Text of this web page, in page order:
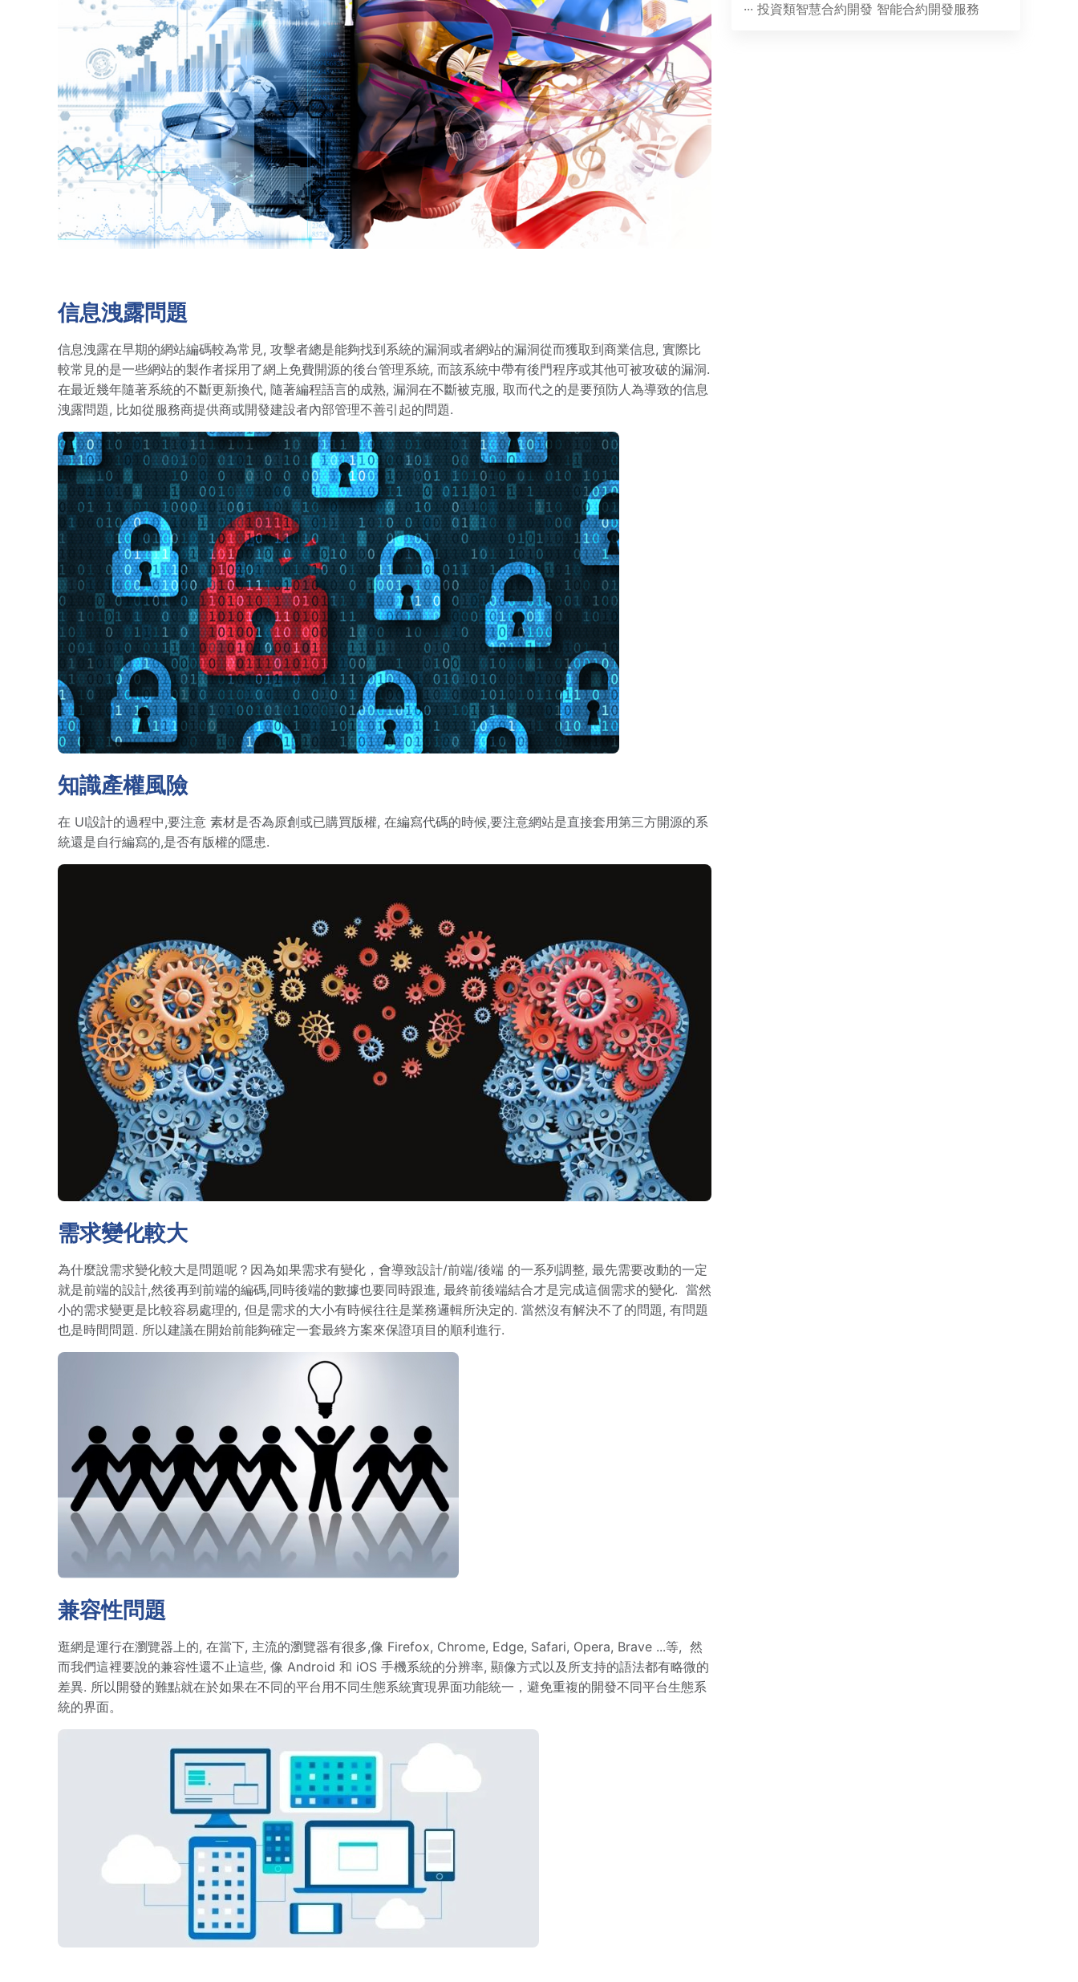
信息洩露問題
信息洩露在早期的網站編碼較為常見, 攻擊者總是能夠找到系統的漏洞或者網站的漏洞從而獲取到商業信息, 實際比
較常見的是一些網站的製作者採用了網上免費開源的後台管理系統, 而該系統中帶有後門程序或其他可被攻破的漏洞.
在最近幾年隨著系統的不斷更新換代, 隨著編程語言的成熟, 漏洞在不斷被克服, 取而代之的是要預防人為導致的信息
洩露問題, 比如從服務商提供商或開發建設者內部管理不善引起的問題.
知識產權風險
在 UI設計的過程中,要注意 素材是否為原創或已購買版權, 在編寫代碼的時候,要注意網站是直接套用第三方開源的系
統還是自行編寫的,是否有版權的隱患.
需求變化較大
為什麼說需求變化較大是問題呢？因為如果需求有變化，會導致設計/前端/後端 的一系列調整, 最先需要改動的一定
就是前端的設計,然後再到前端的編碼,同時後端的數據也要同時跟進, 最終前後端結合才是完成這個需求的變化. 當然
小的需求變更是比較容易處理的, 但是需求的大小有時候往往是業務邏輯所決定的. 當然沒有解決不了的問題, 有問題
也是時間問題. 所以建議在開始前能夠確定一套最終方案來保證項目的順利進行.
兼容性問題
逛網是運行在瀏覽器上的, 在當下, 主流的瀏覽器有很多,像 Firefox, Chrome, Edge, Safari, Opera, Brave ...等, 然
而我們這裡要說的兼容性還不止這些, 像 Android 和 iOS 手機系統的分辨率, 顯像方式以及所支持的語法都有略微的
差異. 所以開發的難點就在於如果在不同的平台用不同生態系統實現界面功能統一，避免重複的開發不同平台生態系
統的界面。
··· 投資類智慧合約開發 智能合約開發服務